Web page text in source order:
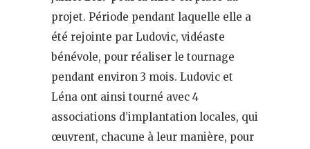
projet. Période pendant laquelle elle a
été rejointe par Ludovic, vidéaste
bénévole, pour réaliser le tournage
pendant environ 3 mois. Ludovic et
Léna ont ainsi tourné avec 4
associations d’implantation locales, qui
œuvrent, chacune à leur manière, pour